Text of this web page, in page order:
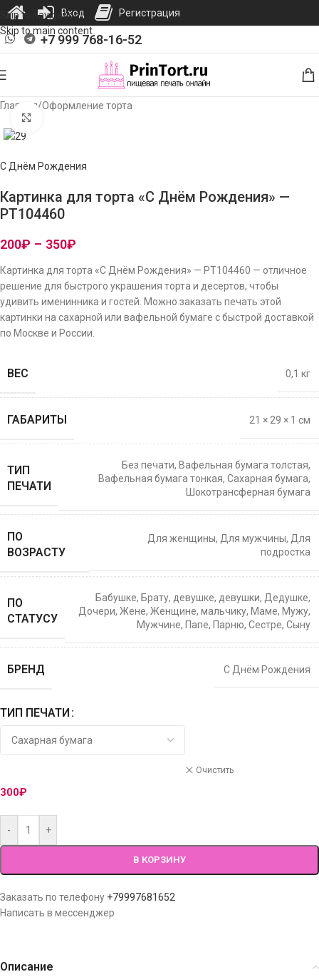
Skip to navigation
Skip to main content
+7 999 768-16-52
Главная/Оформление торта
С Днём Рождения
Картинка для торта «С Днём Рождения» —
PT104460
200₽ – 350₽
Картинка для торта «С Днём Рождения» — PT104460 — отличное
решение для быстрого украшения торта и десертов, чтобы
удивить именинника и гостей. Можно заказать печать этой
картинки на сахарной или вафельной бумаге с быстрой доставкой
по Москве и России.
ВЕС 0,1 кг
ГАБАРИТЫ 21 × 29 × 1 см
ТИП
ПЕЧАТИ
Без печати, Вафельная бумага толстая,
Вафельная бумага тонкая, Сахарная бумага,
Шокотрансферная бумага
ПО
ВОЗРАСТУ
Для женщины, Для мужчины, Для
подростка
ПО
СТАТУСУ
Бабушке, Брату, девушке, девушки, Дедушке,
Дочери, Жене, Женщине, мальчику, Маме, Мужу,
Мужчине, Папе, Парню, Сестре, Сыну
БРЕНД С Днём Рождения
ТИП ПЕЧАТИ
Очистить
300₽
- +
В КОРЗИНУ
Заказать по телефону +79997681652
Написать в мессенджер
Описание
Вход Регистрация